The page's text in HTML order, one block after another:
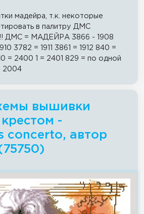
мадейра, т.к. некоторые
в палитру ДМС
ДМС = МАДЕЙРА 3866 - 1908
3782 = 1911 3861 = 1912 840 =
= 2400 1 = 2401 829 = по одной
2004
вышивки
-
concerto, автор